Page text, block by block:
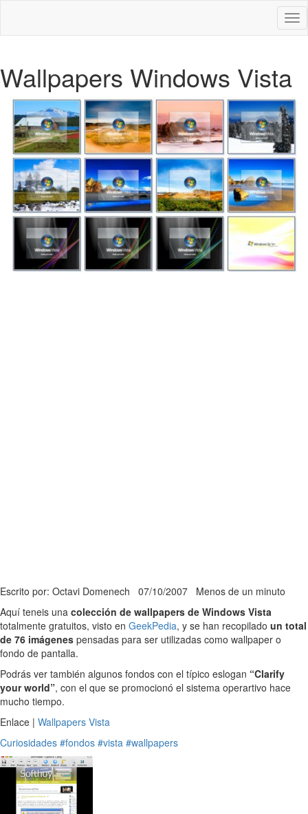
Wallpapers Windows Vista
Escrito por: Octavi Domenech 07/10/2007 Menos de un minuto
Aquí teneis una colección de wallpapers de Windows Vista
totalmente gratuitos, visto en GeekPedia, y se han recopilado un total
de 76 imágenes pensadas para ser utilizadas como wallpaper o
fondo de pantalla.
Podrás ver también algunos fondos con el típico eslogan “Clarify
your world”, con el que se promocionó el sistema operartivo hace
mucho tiempo.
Enlace | Wallpapers Vista
Curiosidades #fondos #vista #wallpapers